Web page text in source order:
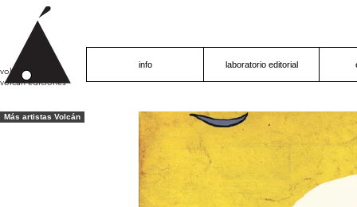
info laboratorio editorial
Más artistas Volcán
volcán proyecto
volcán ediciones